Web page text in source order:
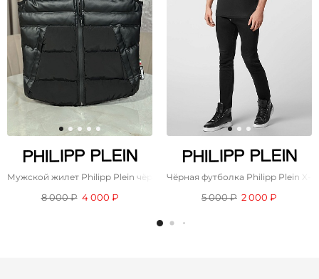
Мужской жилет Philipp Plein чёрного цвета
8 000 ₽ 4 000 ₽
Чёрная футболка Philipp Plein X-
5 000 ₽ 2 000 ₽